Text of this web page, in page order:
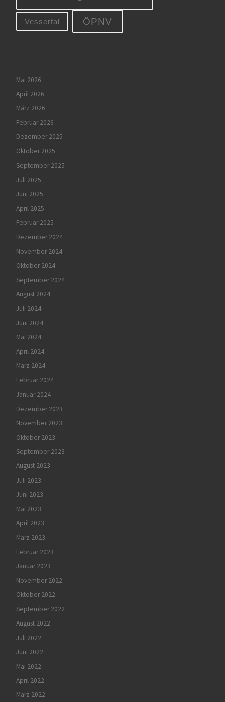
Vessertal ÖPNV
Mai 2026
April 2026
März 2026
Februar 2026
Dezember 2025
Oktober 2025
September 2025
Juli 2025
Juni 2025
April 2025
Februar 2025
Dezember 2024
November 2024
Oktober 2024
September 2024
August 2024
Juli 2024
Juni 2024
Mai 2024
April 2024
März 2024
Februar 2024
Januar 2024
Dezember 2023
November 2023
Oktober 2023
September 2023
August 2023
Juli 2023
Juni 2023
Mai 2023
April 2023
März 2023
Februar 2023
Januar 2023
November 2022
Oktober 2022
September 2022
August 2022
Juli 2022
Juni 2022
Mai 2022
April 2022
März 2022